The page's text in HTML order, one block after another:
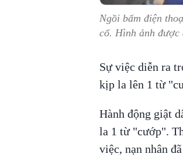
Ngồi bấm điện
cổ. Hình ảnh
Sự việc diễn ra
kịp la lên 1 từ
Hành động giật
la 1 từ "cướp".
việc, nạn nhân